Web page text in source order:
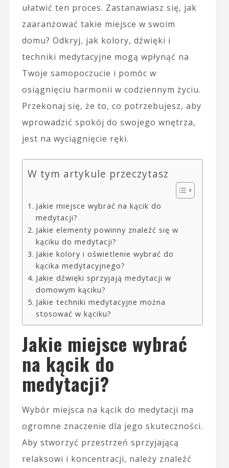
ułatwić ten proces. Zastanawiasz się, jak
zaaranżować takie miejsce w swoim
domu? Odkryj, jak kolory, dźwięki i
techniki medytacyjne mogą wpłynąć na
Twoje samopoczucie i pomóc w
osiągnięciu harmonii w codziennym życiu.
Przekonaj się, że to, co potrzebujesz, aby
wprowadzić spokój do swojego wnętrza,
jest na wyciągnięcie ręki.
W tym artykule przeczytasz
Jakie miejsce wybrać na kącik do
medytacji?
Jakie elementy powinny znaleźć się w
kąciku do medytacji?
Jakie kolory i oświetlenie wybrać do
kącika medytacyjnego?
Jakie dźwięki sprzyjają medytacji w
domowym kąciku?
Jakie techniki medytacyjne można
stosować w kąciku?
Jakie miejsce wybrać
na kącik do
medytacji?
Wybór miejsca na kącik do medytacji ma
ogromne znaczenie dla jego skuteczności.
Aby stworzyć przestrzeń sprzyjającą
relaksowi i koncentracji, należy znaleźć